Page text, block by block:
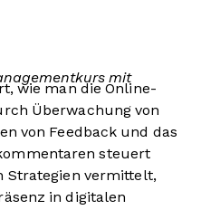
wie man die Online-
Überwachung von
von Feedback und das
steuert
Strategien vermittelt,
in digitalen